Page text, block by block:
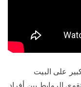
على البيت